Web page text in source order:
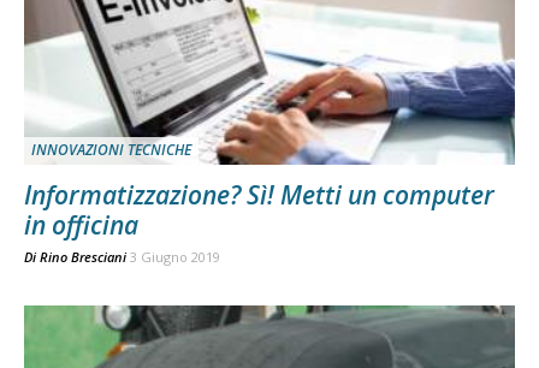
INNOVAZIONI TECNICHE
Informatizzazione? Sì! Metti un computer
in officina
Di Rino Bresciani 3 Giugno 2019